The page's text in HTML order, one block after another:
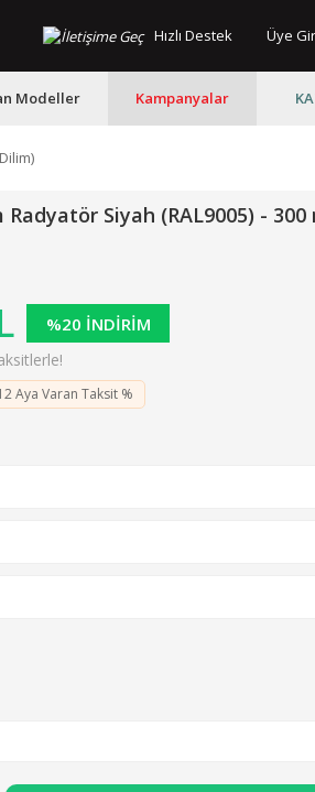
Hızlı Destek Üye
Modeller Kampanyalar
Siyah (RAL9005) - 300
%20 İNDİRİM
Aya Varan Taksit %